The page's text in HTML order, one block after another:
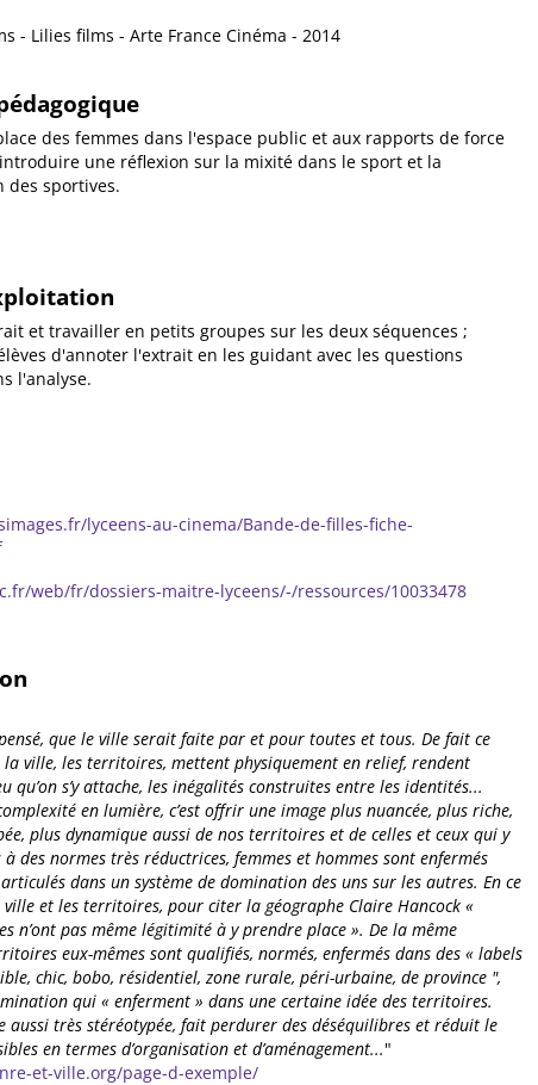
- Lilies films - Arte France Cinéma - 2014
des femmes dans l'espace public et aux rapports de force
une réflexion sur la mixité dans le sport et la
des sportives.
et travailler en petits groupes sur les deux séquences ;
d'annoter l'extrait en les guidant avec les questions
l'analyse.
lyceens-au-cinema/Bande-de-filles-fiche-
web/fr/dossiers-maitre-lyceens/-/ressources/10033478
que le ville serait faite par et pour toutes et tous. De fait ce
la ville, les territoires, mettent physiquement en relief, rendent
qu’on s’y attache, les inégalités construites entre les identités...
en lumière, c’est offrir une image plus nuancée, plus riche,
plus dynamique aussi de nos territoires et de celles et ceux qui y
à des normes très réductrices, femmes et hommes sont enfermés
dans un système de domination des uns sur les autres. En ce
et les territoires, pour citer la géographe Claire Hancock «
n’ont pas même légitimité à y prendre place ». De la même
eux-mêmes sont qualifiés, normés, enfermés dans des « labels
chic, bobo, résidentiel, zone rurale, péri-urbaine, de province ",
qui « enferment » dans une certaine idée des territoires.
aussi très stéréotypée, fait perdurer des déséquilibres et réduit le
en termes d’organisation et d’aménagement..."
et-ville.org/page-d-exemple/